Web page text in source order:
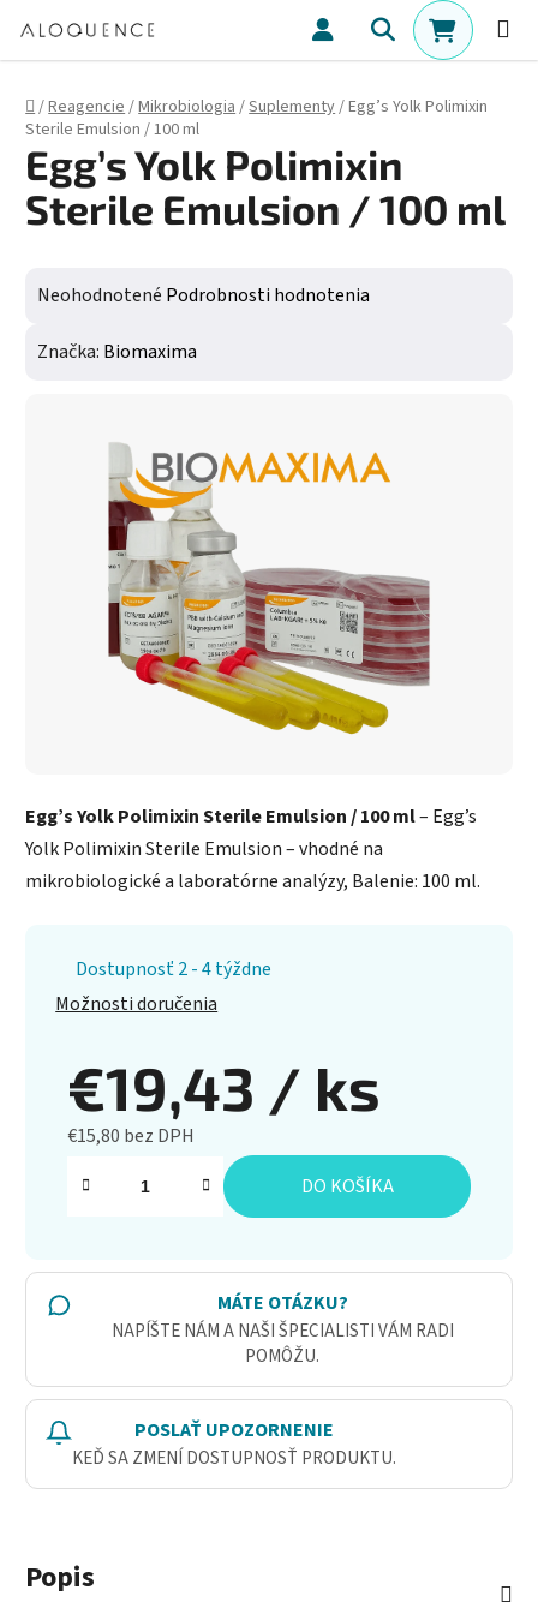
Hľadať
Domov
/Reagencie/Mikrobiologia/Suplementy/Egg’s Yolk Polimixin
Sterile Emulsion / 100 ml
Egg’s Yolk Polimixin Sterile Emulsion / 100 ml– Egg’s
Yolk Polimixin Sterile Emulsion – vhodné na
mikrobiologické a laboratórne analýzy, Balenie: 100 ml.
Dostupnosť 2 - 4 týždne
Možnosti doručenia
€19,43 / ks
€15,80 bez DPH
Jednotková cena:
DO KOŠÍKA
MÁTE OTÁZKU?
NAPÍŠTE NÁM A NAŠI ŠPECIALISTI VÁM RADI
POMÔŽU.
POSLAŤ UPOZORNENIE
KEĎ SA ZMENÍ DOSTUPNOSŤ PRODUKTU.
Egg’s Yolk Polimixin
Sterile Emulsion / 100 ml
Priemerné hodnotenie produktu je 0,0 z 5 hviezdičiek.
Neohodnotené Podrobnosti hodnotenia
Značka: Biomaxima
Popis